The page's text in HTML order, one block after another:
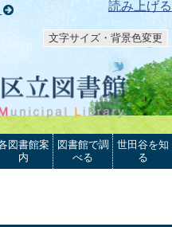
読み上げる
文字サイズ・背景色変更
図書館案
内
図書館で調
べる
世田谷を知
る